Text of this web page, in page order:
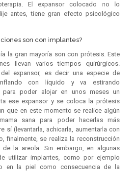
El expansor colocado no lo
antes, tiene gran efecto psicológico
son con implantes?
la gran mayoría son con prótesis. Este
llevan varios tiempos quirúrgicos.
expansor, es decir una especie de
con líquido y va estirando
para poder alojar en unos meses un
ese expansor y se coloca la prótesis
que en este momento se realice algún
sana para poder hacerlas más
sí (levantarla, achicarla, aumentarla con
finalmente, se realiza la reconstrucción
la areola. Sin embargo, en algunas
utilizar implantes, como por ejemplo
en la piel como consecuencia de la